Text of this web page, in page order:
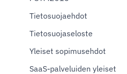
Tietosuojaehdot
Tietosuojaseloste
Yleiset sopimusehdot
SaaS-palveluiden yleiset